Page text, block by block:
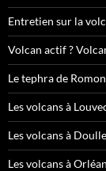
Entretien sur la
Volcan actif ?
Le tephra de
Les volcans à
Les volcans à
Les volcans à